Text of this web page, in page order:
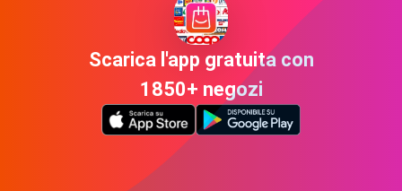
Scarica l'app gratuita con
1850+ negozi